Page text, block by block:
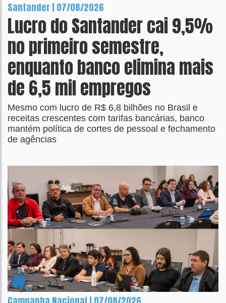
Santander | 07/08/2026
Lucro do Santander cai 9,5%
no primeiro semestre,
enquanto banco elimina mais
de 6,5 mil empregos
Mesmo com lucro de R$ 6,8 bilhões no Brasil e
receitas crescentes com tarifas bancárias, banco
mantém política de cortes de pessoal e fechamento
de agências